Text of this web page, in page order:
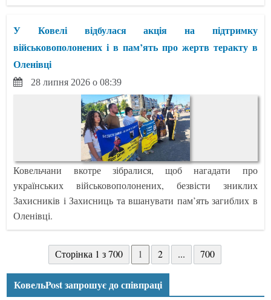
У Ковелі відбулася акція на підтримку
військовополонених і в пам’ять про жертв теракту в
Оленівці
28 липня 2026 о 08:39
Ковельчани вкотре зібралися, щоб нагадати про
українських військовополонених, безвісти зниклих
Захисників і Захисниць та вшанувати пам’ять загиблих в
Оленівці.
Сторінка 1 з 700 1 2 ... 700
КовельPost запрошує до співпраці